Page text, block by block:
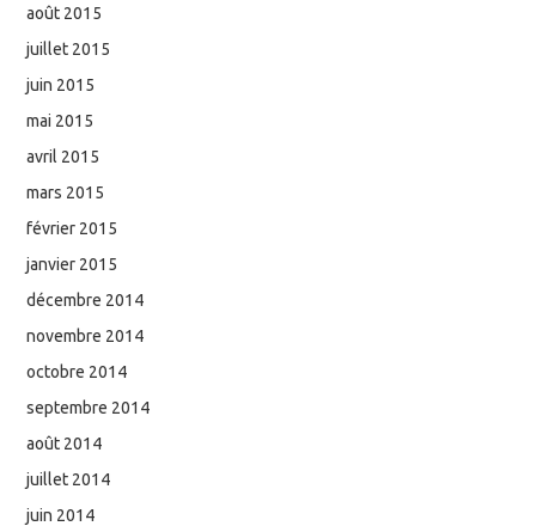
août 2015
juillet 2015
juin 2015
mai 2015
avril 2015
mars 2015
février 2015
janvier 2015
décembre 2014
novembre 2014
octobre 2014
septembre 2014
août 2014
juillet 2014
juin 2014